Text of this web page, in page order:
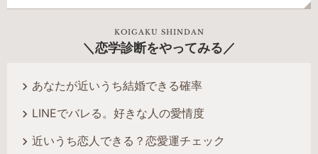
KOIGAKU SHINDAN
恋学診断をやってみる
あなたが近いうち結婚できる確率
LINEでバレる。好きな人の愛情度
近いうち恋人できる？恋愛運チェック